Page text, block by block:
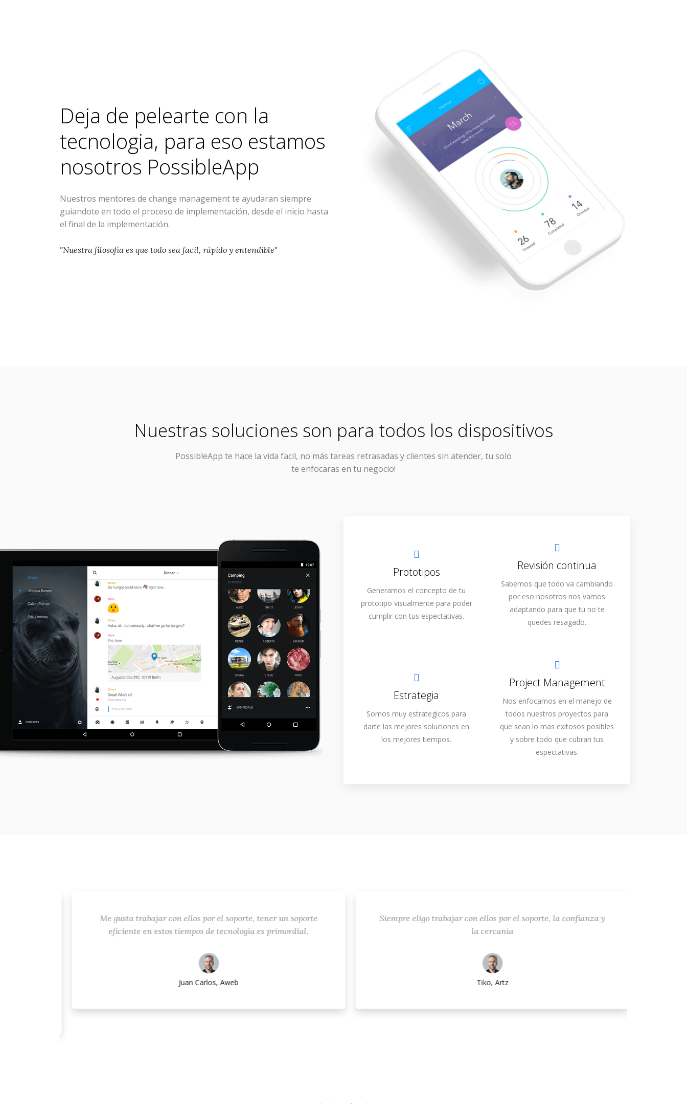
Deja de pelearte con la
tecnologia, para eso estamos
nosotros PossibleApp
Nuestros mentores de change management te ayudaran siempre
guiandote en todo el proceso de implementación, desde el inicio hasta
el final de la implementación.
"Nuestra filosofia es que todo sea facil, rápido y entendible"
Nuestras soluciones son para todos los dispositivos
PossibleApp te hace la vida facil, no más tareas retrasadas y clientes sin atender, tu solo
te enfocaras en tu negocio!
Prototipos
Generamos el concepto de tu
prototipo visualmente para poder
cumplir con tus espectativas.
Revisión continua
Sabemos que todo va cambiando
por eso nosotros nos vamos
adaptando para que tu no te
quedes resagado.
Estrategia
Somos muy estrategicos para
darte las mejores soluciones en
los mejores tiempos.
Project Management
Nos enfocamos en el manejo de
todos nuestros proyectos para
que sean lo mas exitosos posibles
y sobre todo que cubran tus
espectativas.
Me gusta trabajar con ellos por el soporte, tener un soporte
eficiente en estos tiempos de tecnología es primordial.
Juan Carlos, Aweb
Siempre eligo trabajar con ellos por el soporte, la confianza y
la cercanía
Tiko, Artz